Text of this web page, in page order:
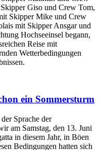
Giso und Crew Tom,
Skipper Mike und Crew
mit Skipper Ansgar und
Hochseeinsel begann,
Reise mit
Wetterbedingungen
ein Sommersturm
Sprache der
am Samstag, den 13. Juni
in diesem Jahr, in Böen
Bedingungen hatten sich